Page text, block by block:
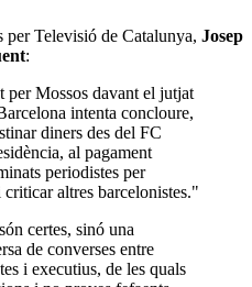
per Televisió de Catalunya, Josep
:
per Mossos davant el jutjat
intenta concloure,
diners des del FC
al pagament
periodistes per
altres barcelonistes."
certes, sinó una
de converses entre
i executius, de les quals